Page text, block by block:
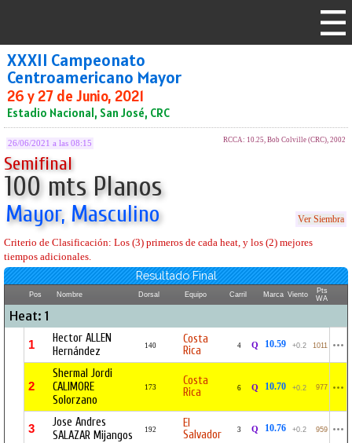
XXXII Campeonato
Centroamericano Mayor
26 y 27 de Junio, 2021
Estadio Nacional, San José, CRC
26/06/2021 a las 08:15 RCCA: 10.25, Bob Colville (CRC), 2002
Semifinal
100 mts Planos
Mayor, Masculino Ver Siembra
Criterio de Clasificación: Los (3) primeros de cada heat, y los (2) mejores
tiempos adicionales.
Resultado Final
Pos Nombre Dorsal Equipo Carril Marca Viento
Pts
WA
Heat: 1
1
Hector ALLEN
Hernández
140
Costa
Rica
4 Q 10.59 +0.2 1011
2
Shermal Jordi
CALIMORE
Solorzano
173
Costa
Rica
6 Q 10.70 +0.2 977
3
Jose Andres
SALAZAR Mijangos
192
El
Salvador
3 Q 10.76 +0.2 959